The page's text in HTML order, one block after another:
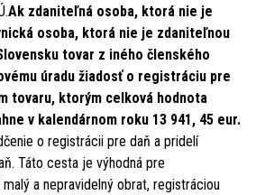
Ak zdaniteľná osoba, ktorá nie je
osoba, ktorá nie je zdaniteľnou
tovar z iného členského
úradu žiadosť o registráciu pre
tovaru, ktorým celková hodnota
v kalendárnom roku 13 941, 45 eur.
o registrácii pre daň a pridelí
Táto cesta je výhodná pre
a nepravidelný obrat, registráciou